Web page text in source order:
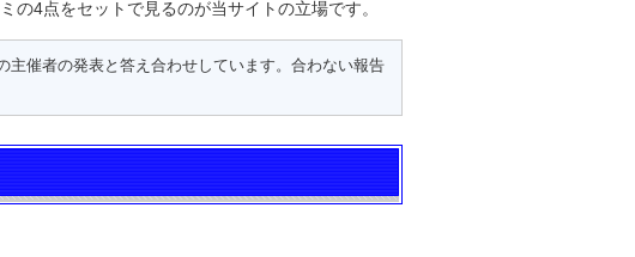
の4点をセットで見るのが当サイトの立場です。
主催者の発表と答え合わせしています。合わない報告